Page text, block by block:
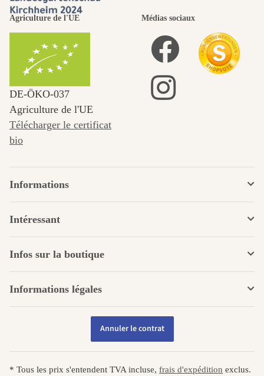
Agriculture de l'UE
DE‑ÖKO‑037
Agriculture de l'UE
Télécharger le certificat
bio
Médias sociaux
Informations
Intéressant
Infos sur la boutique
Informations légales
Annuler le contrat
* Tous les prix s'entendent TVA incluse, frais d'expédition exclus.